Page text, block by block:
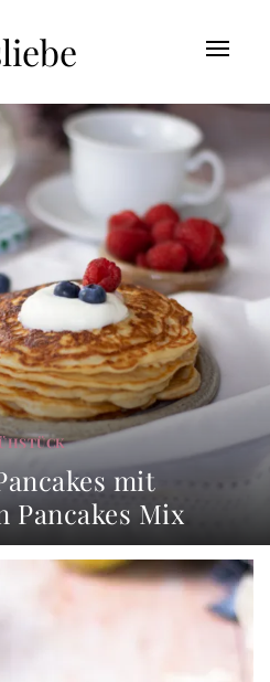
mit
Pancakes Mix